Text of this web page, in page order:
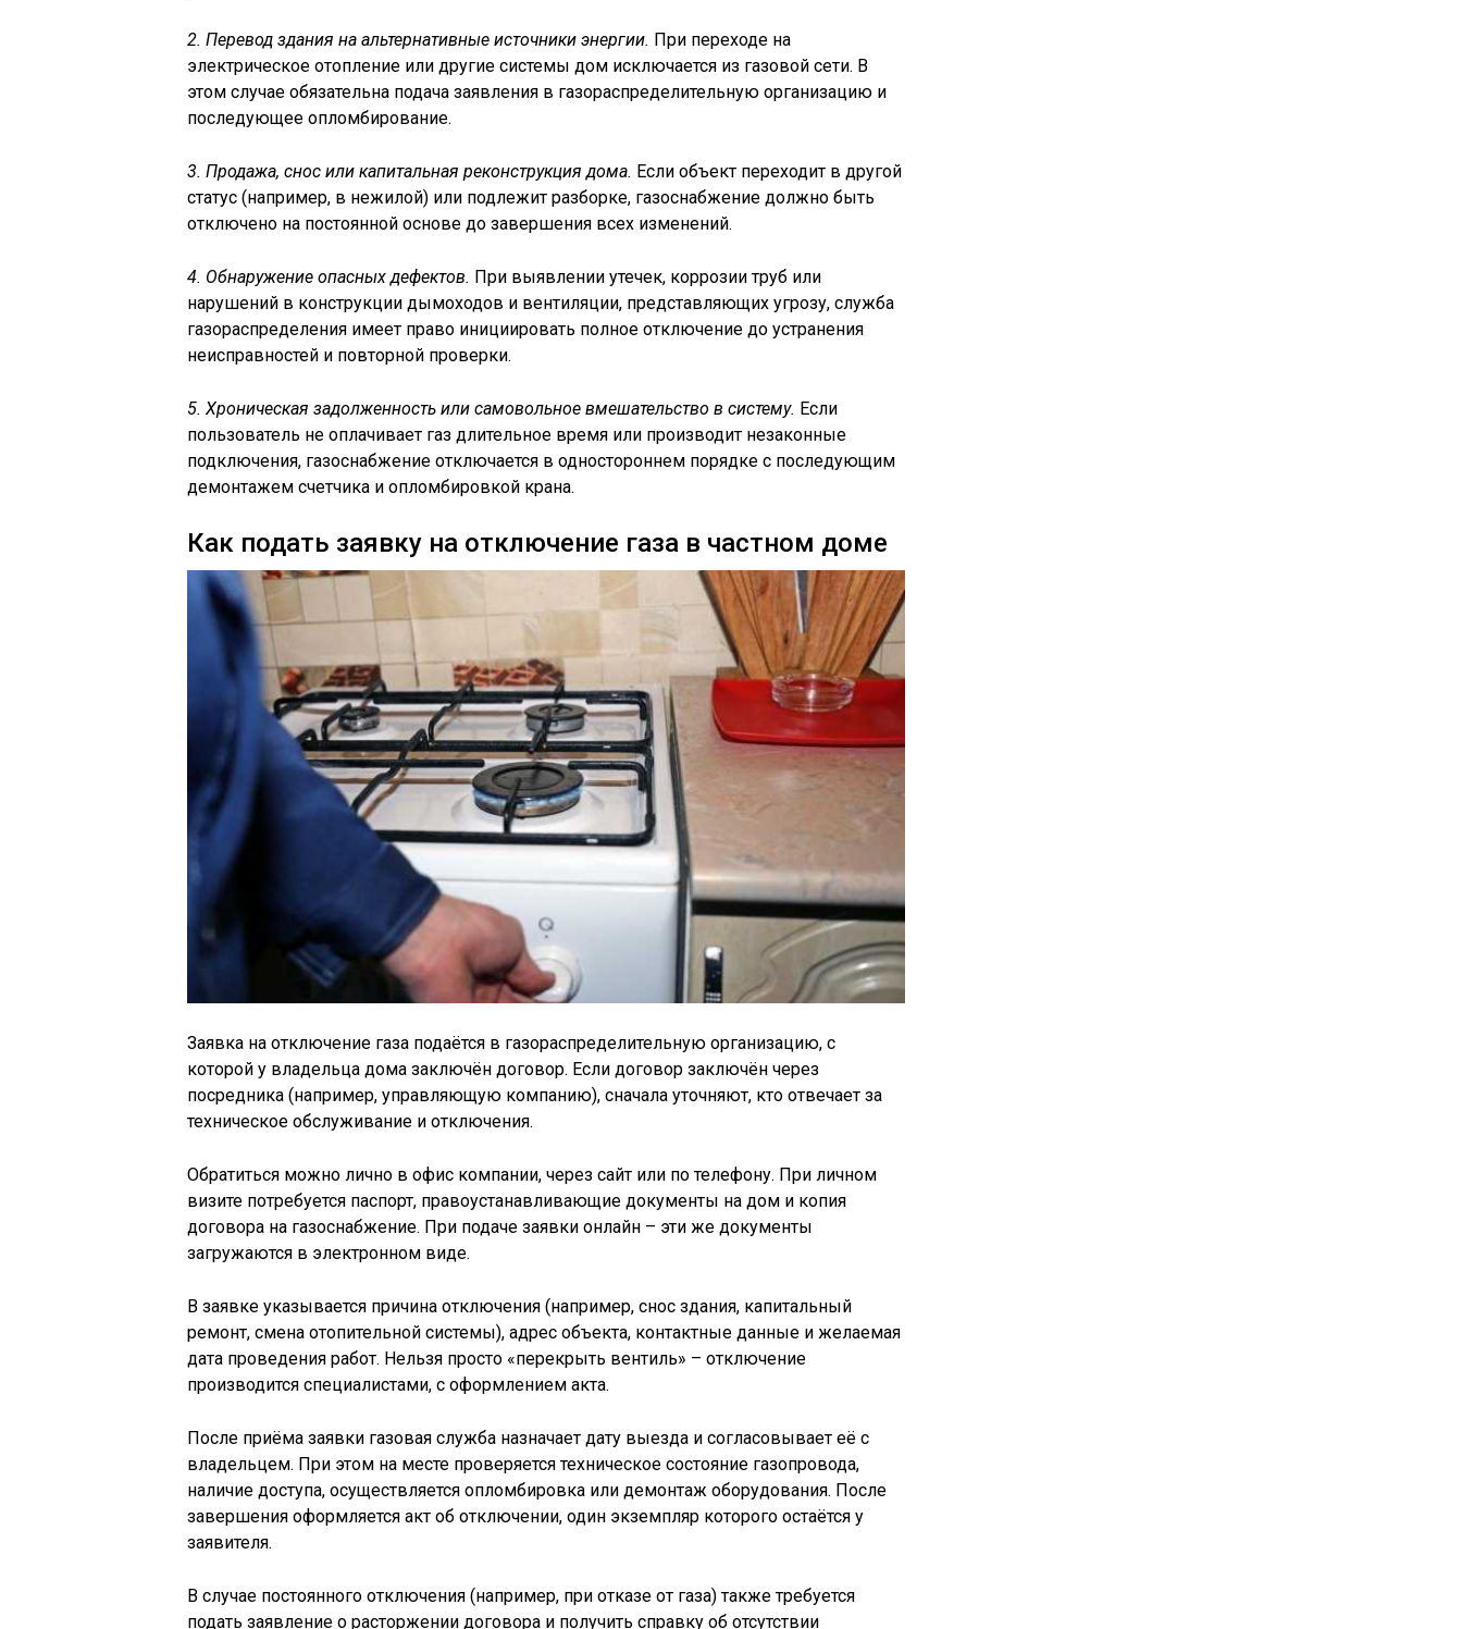
2. Перевод здания на альтернативные источники энергии. При переходе на
электрическое отопление или другие системы дом исключается из газовой сети. В
этом случае обязательна подача заявления в газораспределительную организацию и
последующее опломбирование.
3. Продажа, снос или капитальная реконструкция дома. Если объект переходит в другой
статус (например, в нежилой) или подлежит разборке, газоснабжение должно быть
отключено на постоянной основе до завершения всех изменений.
4. Обнаружение опасных дефектов. При выявлении утечек, коррозии труб или
нарушений в конструкции дымоходов и вентиляции, представляющих угрозу, служба
газораспределения имеет право инициировать полное отключение до устранения
неисправностей и повторной проверки.
5. Хроническая задолженность или самовольное вмешательство в систему. Если
пользователь не оплачивает газ длительное время или производит незаконные
подключения, газоснабжение отключается в одностороннем порядке с последующим
демонтажем счетчика и опломбировкой крана.
Как подать заявку на отключение газа в частном доме
Заявка на отключение газа подаётся в газораспределительную организацию, с
которой у владельца дома заключён договор. Если договор заключён через
посредника (например, управляющую компанию), сначала уточняют, кто отвечает за
техническое обслуживание и отключения.
Обратиться можно лично в офис компании, через сайт или по телефону. При личном
визите потребуется паспорт, правоустанавливающие документы на дом и копия
договора на газоснабжение. При подаче заявки онлайн – эти же документы
загружаются в электронном виде.
В заявке указывается причина отключения (например, снос здания, капитальный
ремонт, смена отопительной системы), адрес объекта, контактные данные и желаемая
дата проведения работ. Нельзя просто «перекрыть вентиль» – отключение
производится специалистами, с оформлением акта.
После приёма заявки газовая служба назначает дату выезда и согласовывает её с
владельцем. При этом на месте проверяется техническое состояние газопровода,
наличие доступа, осуществляется опломбировка или демонтаж оборудования. После
завершения оформляется акт об отключении, один экземпляр которого остаётся у
заявителя.
В случае постоянного отключения (например, при отказе от газа) также требуется
подать заявление о расторжении договора и получить справку об отсутствии